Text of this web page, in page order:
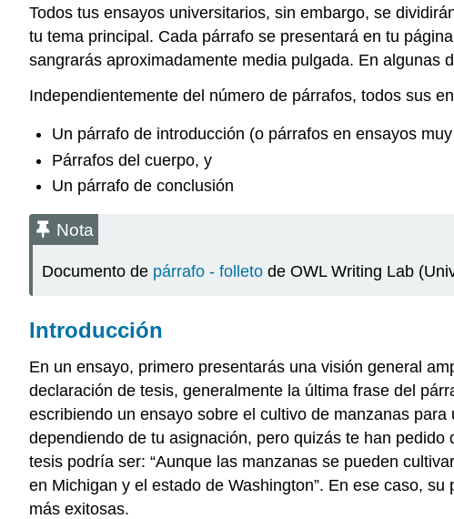
Todos tus ensayos universitarios, sin embargo, se
tu tema principal. Cada párrafo se presentará en tu
sangrarás aproximadamente media pulgada. En algunas
Independientemente del número de párrafos, todos sus
Un párrafo de introducción (o párrafos en ensayos
Párrafos del cuerpo, y
Un párrafo de conclusión
Nota
Documento de párrafo - folleto de OWL Writing Lab
Introducción
En un ensayo, primero presentarás una visión general
declaración de tesis, generalmente la última frase del
escribiendo un ensayo sobre el cultivo de manzanas
dependiendo de tu asignación, pero quizás te han
tesis podría ser: “Aunque las manzanas se pueden
en Michigan y el estado de Washington”. En ese caso,
más exitosas.